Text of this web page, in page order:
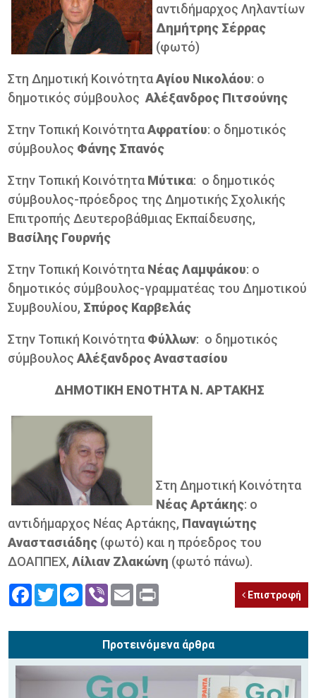
αντιδήμαρχος Ληλαντίων
Δημήτρης Σέρρας
(φωτό)
Στη Δημοτική ΚοινότηταΑγίου Νικολάου: ο
δημοτικός σύμβουλοςΑλέξανδρος Πιτσούνης
Στην Τοπική ΚοινότηταΑφρατίου: ο δημοτικός
σύμβουλος Φάνης Σπανός
Στην Τοπική Κοινότητα Μύτικα: ο δημοτικός
σύμβουλος-πρόεδρος της Δημοτικής Σχολικής
Επιτροπής Δευτεροβάθμιας Εκπαίδευσης,
Βασίλης Γουρνής
Στην Τοπική Κοινότητα Νέας Λαμψάκου: ο
δημοτικός σύμβουλος-γραμματέας του Δημοτικού
Συμβουλίου, Σπύρος Καρβελάς
Στην Τοπική Κοινότητα Φύλλων: ο δημοτικός
σύμβουλοςΑλέξανδρος Αναστασίου
ΔΗΜΟΤΙΚΗ ΕΝΟΤΗΤΑ Ν. ΑΡΤΑΚΗΣ
Στη Δημοτική Κοινότητα
Νέας Αρτάκης: ο
αντιδήμαρχος Νέας Αρτάκης, Παναγιώτης
Αναστασιάδης (φωτό) και η πρόεδρος του
ΔΟΑΠΠΕΧ,Λίλιαν Ζλακώνη (φωτό πάνω).
FacebookTwitterMessenger
Viber Email Επιστροφή
Προτεινόμενα άρθρα